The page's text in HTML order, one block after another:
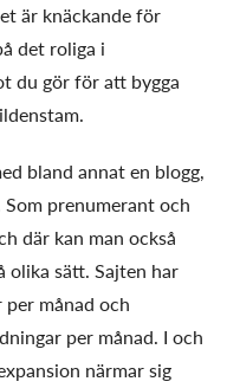
är knäckande för
det roliga i
du gör för att bygga
bland annat en blogg,
Som prenumerant och
där kan man också
olika sätt. Sajten har
månad och
per månad. I och
närmar sig